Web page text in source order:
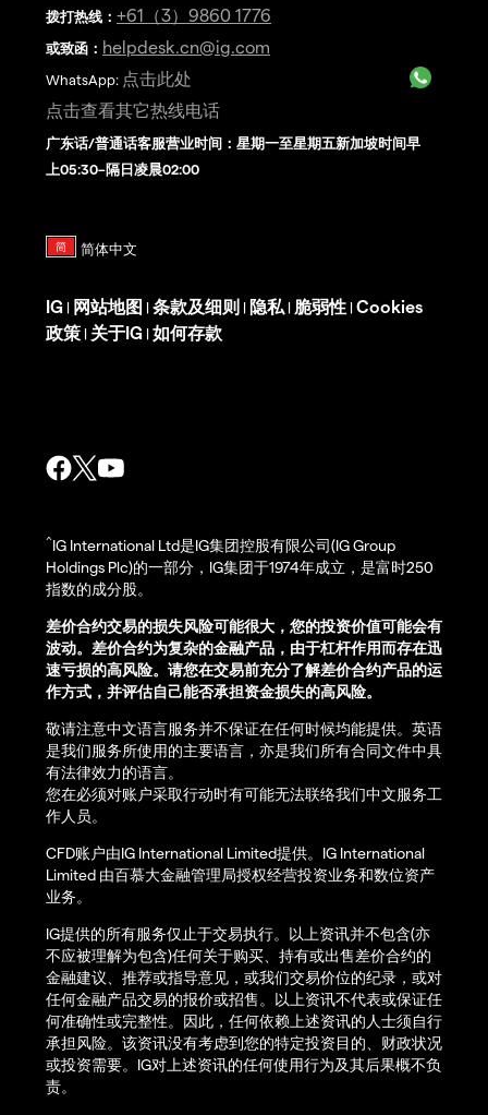
拨打热线 ： +61（3）9860 1776
或致函： helpdesk.cn@ig.com
WhatsApp: 点击此处
点击查看其它热线电话
广东话/普通话客服营业时间：星期一至星期五新加坡时间早
上05:30–隔日凌晨02:00
IG | 网站地图 | 条款及细则 | 隐私 | 脆弱性 | Cookies
政策 | 关于IG | 如何存款
^IG International Ltd是IG集团控股有限公司(IG Group
Holdings Plc)的一部分，IG集团于1974年成立，是富时250
指数的成分股。
差价合约交易的损失风险可能很大，您的投资价值可能会有
波动。差价合约为复杂的金融产品，由于杠杆作用而存在迅
速亏损的高风险。请您在交易前充分了解差价合约产品的运
作方式，并评估自己能否承担资金损失的高风险。
敬请注意中文语言服务并不保证在任何时候均能提供。英语
是我们服务所使用的主要语言，亦是我们所有合同文件中具
有法律效力的语言。
您在必须对账户采取行动时有可能无法联络我们中文服务工
作人员。
CFD账户由IG International Limited提供。IG International
Limited 由百慕大金融管理局授权经营投资业务和数位资产
业务。
IG提供的所有服务仅止于交易执行。以上资讯并不包含(亦
不应被理解为包含)任何关于购买、持有或出售差价合约的
金融建议、推荐或指导意见，或我们交易价位的纪录，或对
任何金融产品交易的报价或招售。以上资讯不代表或保证任
何准确性或完整性。因此，任何依赖上述资讯的人士须自行
承担风险。该资讯没有考虑到您的特定投资目的、财政状况
或投资需要。IG对上述资讯的任何使用行为及其后果概不负
责。